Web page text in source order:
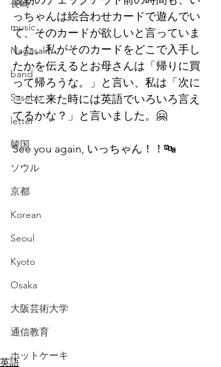
長崎
music
Nagasaki
band
Sasebo
letter
韓国
ソウル
京都
Korean
Seoul
Kyoto
Osaka
大阪芸術大学
通信教育
ホットケーキ
っちゃんは絵合わせカードで遊んでい
て、そのカードが欲しいと言っていま
した。私がそのカードをどこで入手し
たかを伝えるとお母さんは「帰りに買
って帰ろうな。」と言い、私は「次に
ここに来た時には英語でいろいろ言え
てるかな？」と言いました。🤗
See you again, いっちゃん！！🔤
英語